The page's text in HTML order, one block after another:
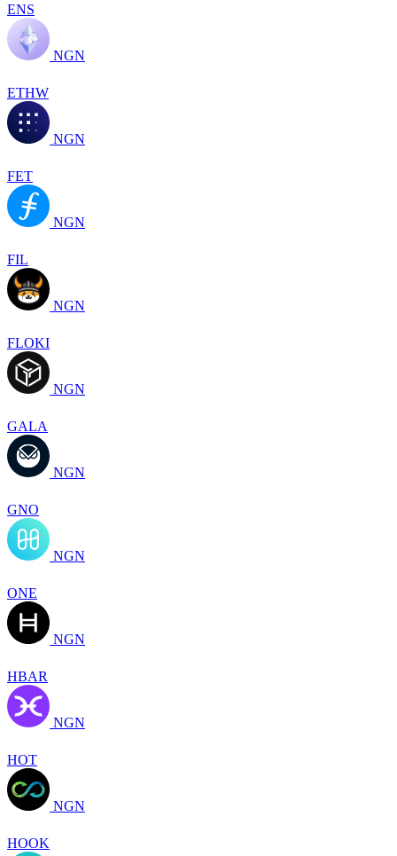
ENS
NGN
ETHW
NGN
FET
NGN
FIL
NGN
FLOKI
NGN
GALA
NGN
GNO
NGN
ONE
NGN
HBAR
NGN
HOT
NGN
HOOK